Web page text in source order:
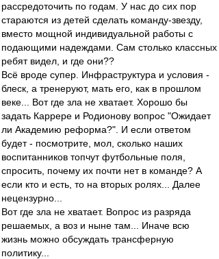
рассредоточить по годам. У нас до сих пор
стараются из детей сделать команду-звезду,
вместо мощной индивидуальной работы с
подающими надеждами. Сам столько классных
ребят видел, и где они??
Всё вроде супер. Инфраструктура и условия -
блеск, а тренеруют, мать его, как в прошлом
веке... Вот где зла не хватает. Хорошо бы
задать Каррере и Родионову вопрос "Ожидает
ли Академию реформа?". И если ответом
будет - посмотрите, мол, сколько наших
воспитанников топчут футбольные поля,
спросить, почему их почти нет в команде? А
если кто и есть, то на вторых ролях... Далее
нецензурно...
Вот где зла не хватает. Вопрос из разряда
решаемых, а воз и ныне там... Иначе всю
жизнь можно обсуждать трансферную
политику...